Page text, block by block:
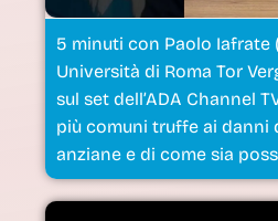
5 minuti con Paolo Iafrate
Università di Roma Tor
sul set dell’ADA Channel
più comuni truffe ai danni
anziane e di come sia